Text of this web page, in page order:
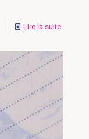
Lire la suite